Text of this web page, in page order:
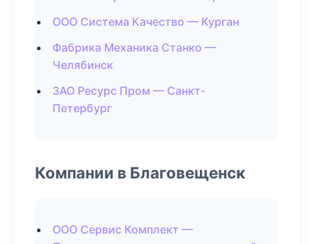
ООО Система Качество — Курган
Фабрика Механика Станко —
Челябинск
ЗАО Ресурс Пром — Санкт-
Петербург
Компании в Благовещенск
ООО Сервис Комплект —